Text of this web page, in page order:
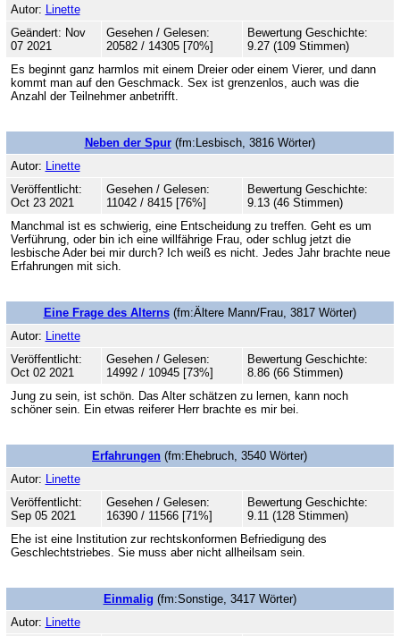
Autor: Linette
Geändert: Nov
07 2021
Gesehen / Gelesen:
20582 / 14305 [70%]
Bewertung Geschichte:
9.27 (109 Stimmen)
Es beginnt ganz harmlos mit einem Dreier oder einem Vierer, und dann
kommt man auf den Geschmack. Sex ist grenzenlos, auch was die
Anzahl der Teilnehmer anbetrifft.
Neben der Spur(fm:Lesbisch, 3816 Wörter)
Autor: Linette
Veröffentlicht:
Oct 23 2021
Gesehen / Gelesen:
11042 / 8415 [76%]
Bewertung Geschichte:
9.13 (46 Stimmen)
Manchmal ist es schwierig, eine Entscheidung zu treffen. Geht es um
Verführung, oder bin ich eine willfährige Frau, oder schlug jetzt die
lesbische Ader bei mir durch? Ich weiß es nicht. Jedes Jahr brachte neue
Erfahrungen mit sich.
Eine Frage des Alterns(fm:Ältere Mann/Frau, 3817 Wörter)
Autor: Linette
Veröffentlicht:
Oct 02 2021
Gesehen / Gelesen:
14992 / 10945 [73%]
Bewertung Geschichte:
8.86 (66 Stimmen)
Jung zu sein, ist schön. Das Alter schätzen zu lernen, kann noch
schöner sein. Ein etwas reiferer Herr brachte es mir bei.
Erfahrungen (fm:Ehebruch, 3540 Wörter)
Autor: Linette
Veröffentlicht:
Sep 05 2021
Gesehen / Gelesen:
16390 / 11566 [71%]
Bewertung Geschichte:
9.11 (128 Stimmen)
Ehe ist eine Institution zur rechtskonformen Befriedigung des
Geschlechtstriebes. Sie muss aber nicht allheilsam sein.
Einmalig (fm:Sonstige, 3417 Wörter)
Autor: Linette